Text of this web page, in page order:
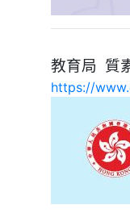
教育局 質
https://